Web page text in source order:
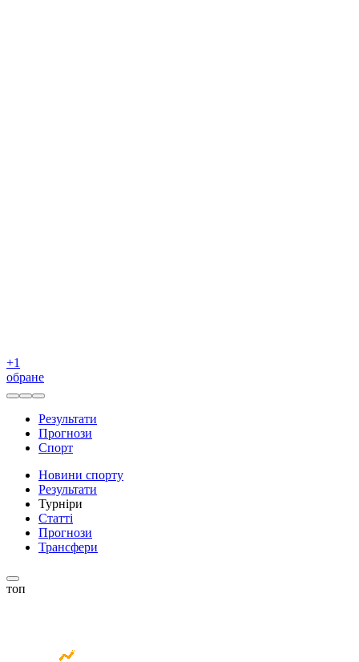
+1
обране
Результати
Прогнози
Спорт
Новини спорту
Результати
Турніри
Статті
Прогнози
Трансфери
топ